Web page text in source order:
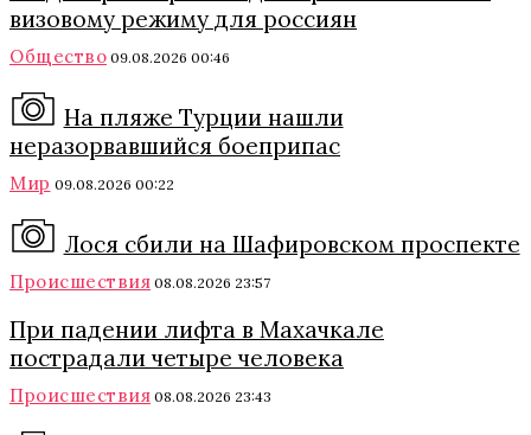
визовому режиму для россиян
Общество 09.08.2026 00:46
На пляже Турции нашли
неразорвавшийся боеприпас
Мир 09.08.2026 00:22
Лося сбили на Шафировском проспекте
Происшествия 08.08.2026 23:57
При падении лифта в Махачкале
пострадали четыре человека
Происшествия 08.08.2026 23:43